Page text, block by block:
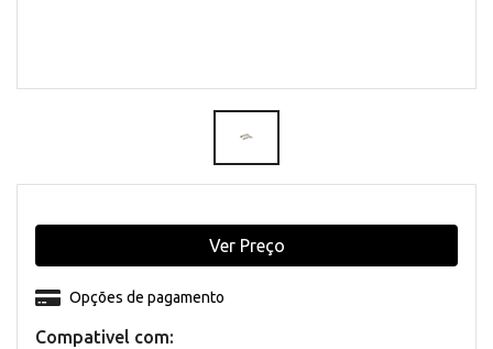
Compativel com:
Opções de pagamento
Ver Preço